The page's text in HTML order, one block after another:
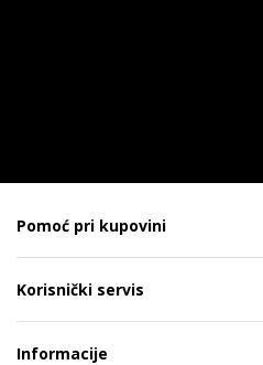
Pomoć pri kupovini
Korisnički servis
Informacije